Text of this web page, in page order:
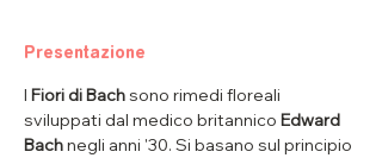
Presentazione
I Fiori di Bach sono rimedi floreali
sviluppati dal medico britannico Edward
Bach negli anni '30. Si basano sul principio